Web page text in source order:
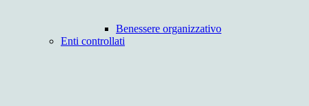
Benessere organizzativo
Enti controllati